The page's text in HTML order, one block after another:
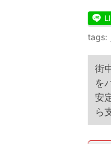
tags:
街
を
安
ら